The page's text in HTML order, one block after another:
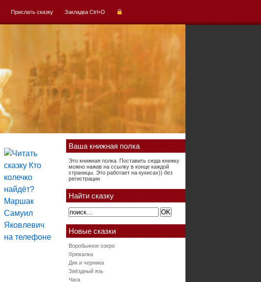
Прислать сказку Закладка Ctrl+D
Ваша книжная полка
Это книжная полка. Поставить сюда книжку
можно нажав на ссылку в конце каждой
страницы. Это работает на кукисах)) без
регистрации
Найти сказку
Новые сказки
Воробьиное озеро
Хрюкалка
Дик и черника
Звёздный язь
Чага